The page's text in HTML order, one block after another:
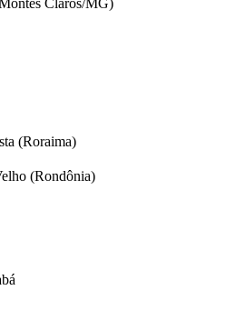
Claros/MG)
(Roraima)
(Rondônia)